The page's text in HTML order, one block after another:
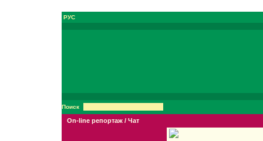
РУС
Поиск
On-line репортаж / Чат